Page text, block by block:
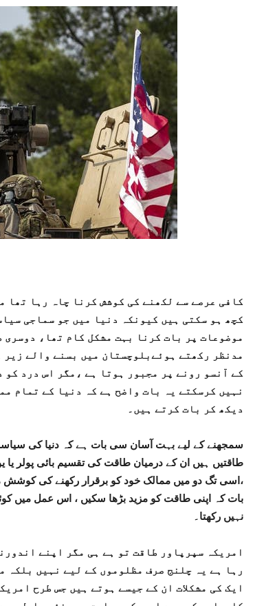
کافی عرصے سے لکھنے کی کوشش کرنا چاہ رہا تھا
کچھ ہو سکتی ہیں کیونکہ دنیا میں جو سماجی
موضوعات پر بات کرنا بہت مشکل کام تھا،
مدنظر رکھتے ہوئےبلوچستان میں بسنے والے
کے آنسو رونے پر مجبور ہوتا ہے ،مگر اس درد
نہیں کرسکتے یہ بات واضح ہے کہ دنیا کے تمام
دیکھ کر بات کرتے ہیں۔
سمجھنے کے لیے بہت آسان سی بات ہے کہ دنیا کی
طاقتیں ہیں ان کے درمیان طاقت کی تقسیم بائی پولر
،اسی تگ دو میں ممالک خود کو برقرار رکھنے کی کوشش
بات کہ اپنی طاقت کو مزید بڑھا سکیں ، اس عمل میں
نہیں رکھتا۔
امریکہ سپرپاور طاقت تو ہے ہی مگر اپنے
رہا ہے یہ چلنج صرف مظلوموں کے لیے نہیں بلکہ
ایک کی مشکلات ان کے جیسے ہوتے ہیں جس طرح